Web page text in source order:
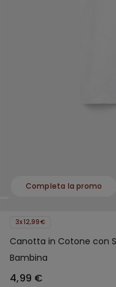
Completa la promo
3x12,99€
Canotta in Cotone con
Bambina
4,99 €